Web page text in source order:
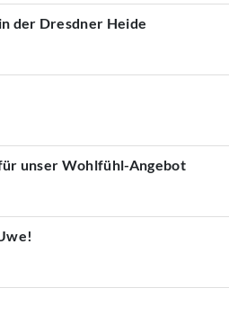
der Dresdner Heide
unser Wohlfühl-Angebot